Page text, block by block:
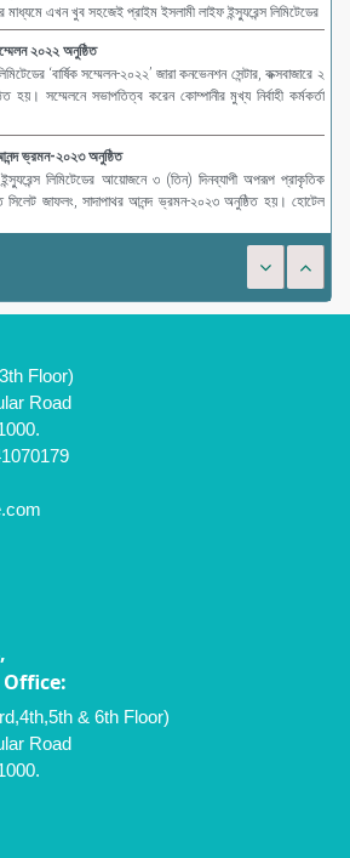
মাধ্যমে এখন খুব সহজেই প্রাইম ইসলামী লাইফ ইন্স্যুরেন্স লিমিটেডের
২০২২ অনুষ্ঠিত
‘বার্ষিক সম্মেলন-২০২২’ জারা কনভেনশন সেন্টার, কক্সবাজারে ২
হয়। সম্মেলনে সভাপতিত্ব করেন কোম্পানীর মুখ্য নির্বাহী কর্মকর্তা
ভ্রমন-২০২৩ অনুষ্ঠিত
লিমিটেডের আয়োজনে ৩ (তিন) দিনব্যাপী অপরূপ প্রাকৃতিক
সিলেট জাফলং, সাদাপাথর আনন্দ ভ্রমন-২০২৩ অনুষ্ঠিত হয়। হোটেল
Floor)
Road
Office:
& 6th Floor)
Road